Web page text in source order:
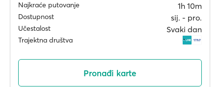
Najkraće putovanje 1h 10m
Dostupnost sij. ‐ pro.
Učestalost Svaki dan
Trajektna društva
Pronađi karte